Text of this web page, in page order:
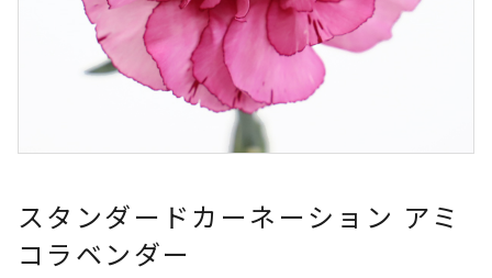
スタンダードカーネーション アミ
コラベンダー